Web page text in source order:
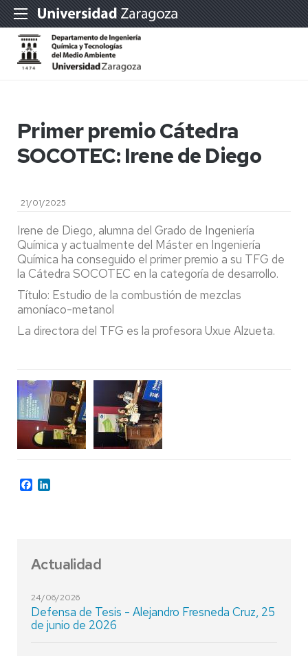
Primer premio Cátedra
SOCOTEC: Irene de Diego
21/01/2025
Irene de Diego, alumna del Grado de Ingeniería
Química y actualmente del Máster en Ingeniería
Química ha conseguido el primer premio a su TFG de
la Cátedra SOCOTEC en la categoría de desarrollo.
Título: Estudio de la combustión de mezclas
amoníaco-metanol
La directora del TFG es la profesora Uxue Alzueta.
Facebook
Actualidad
24/06/2026
Defensa de Tesis - Alejandro Fresneda Cruz, 25
de junio de 2026